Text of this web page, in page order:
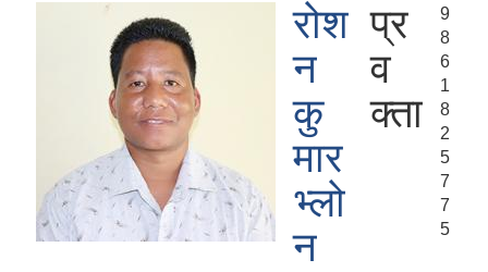
रोश
न
कु
मार
भ्लो
न
प्र
व
क्ता
9
8
6
1
8
2
5
7
7
5